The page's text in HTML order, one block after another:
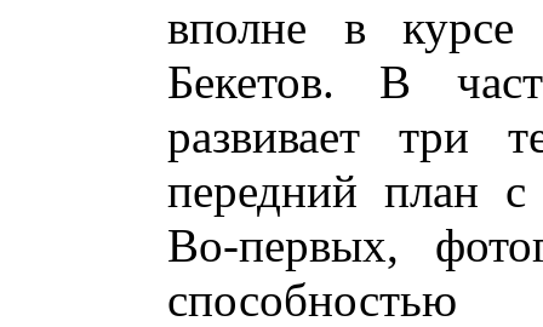
вполне в
Бекетов. В
развивает три
передний план с
Во-первых,